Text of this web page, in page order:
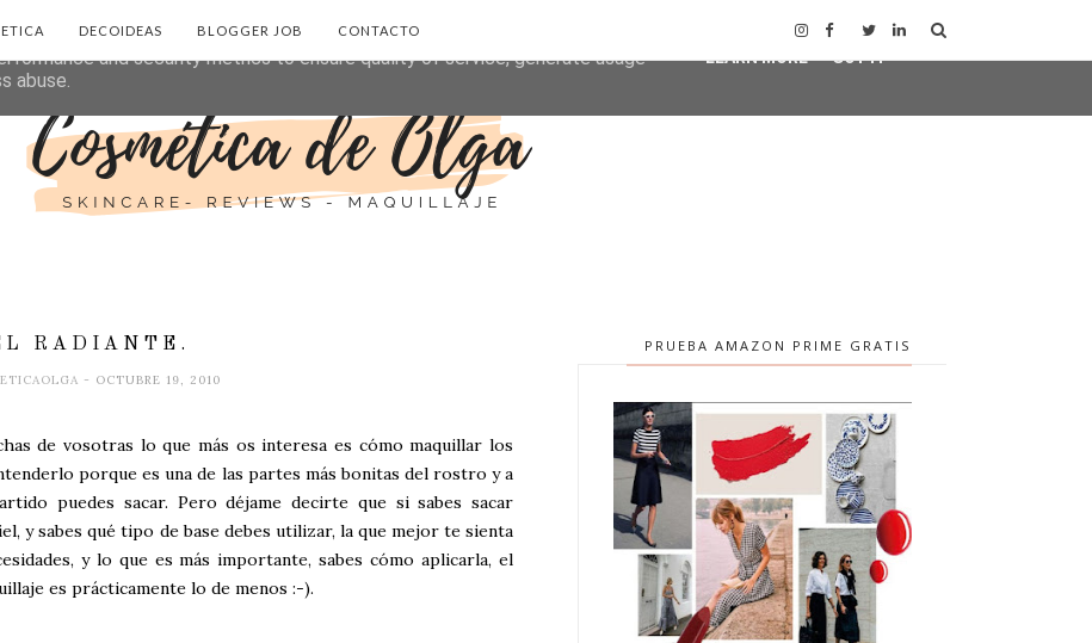
DECOIDEAS BLOGGER JOB CONTACTO
RADIANTE.
- OCTUBRE 19, 2010
de vosotras lo que más os interesa es cómo maquillar los
porque es una de las partes más bonitas del rostro y a
puedes sacar. Pero déjame decirte que si sabes sacar
y sabes qué tipo de base debes utilizar, la que mejor te sienta
y lo que es más importante, sabes cómo aplicarla, el
es prácticamente lo de menos :-).
PRUEBA AMAZON PRIME GRATIS
deliver its services and to analyze traffic. Your IP address and user-agent
and security metrics to ensure quality of service, generate usage
abuse.
LEARN MORE GOT IT